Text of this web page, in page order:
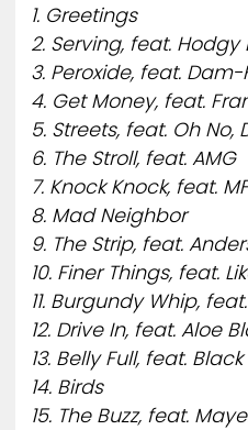
1. Greetings
2. Serving, feat. Hodgy
3. Peroxide, feat. Dam-
4. Get Money, feat.
5. Streets, feat. Oh No,
6. The Stroll, feat. AMG
7. Knock Knock, feat.
8. Mad Neighbor
9. The Strip, feat.
10. Finer Things, feat.
11. Burgundy Whip,
12. Drive In, feat. Aloe
13. Belly Full, feat.
14. Birds
15. The Buzz, feat.